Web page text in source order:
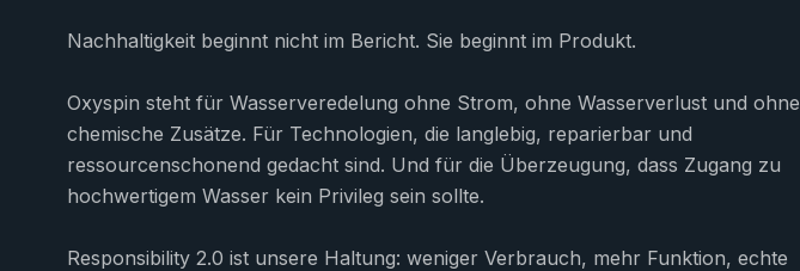
Nachhaltigkeit beginnt nicht im Bericht. Sie beginnt im Produkt.
Oxyspin steht für Wasserveredelung ohne Strom, ohne Wasserverlust und ohne
chemische Zusätze. Für Technologien, die langlebig, reparierbar und
ressourcenschonend gedacht sind. Und für die Überzeugung, dass Zugang zu
hochwertigem Wasser kein Privileg sein sollte.
Responsibility 2.0 ist unsere Haltung: weniger Verbrauch, mehr Funktion, echte